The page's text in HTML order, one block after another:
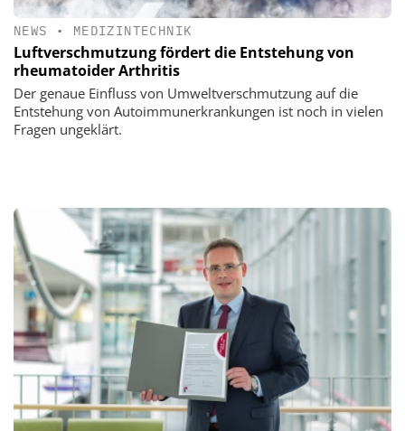
NEWS • MEDIZINTECHNIK
Luftverschmutzung fördert die Entstehung von
rheumatoider Arthritis
Der genaue Einfluss von Umweltverschmutzung auf die
Entstehung von Autoimmunerkrankungen ist noch in vielen
Fragen ungeklärt.